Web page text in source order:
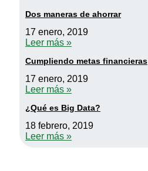
Dos maneras de ahorrar
17 enero, 2019
Leer más »
Cumpliendo metas financieras
17 enero, 2019
Leer más »
¿Qué es Big Data?
18 febrero, 2019
Leer más »